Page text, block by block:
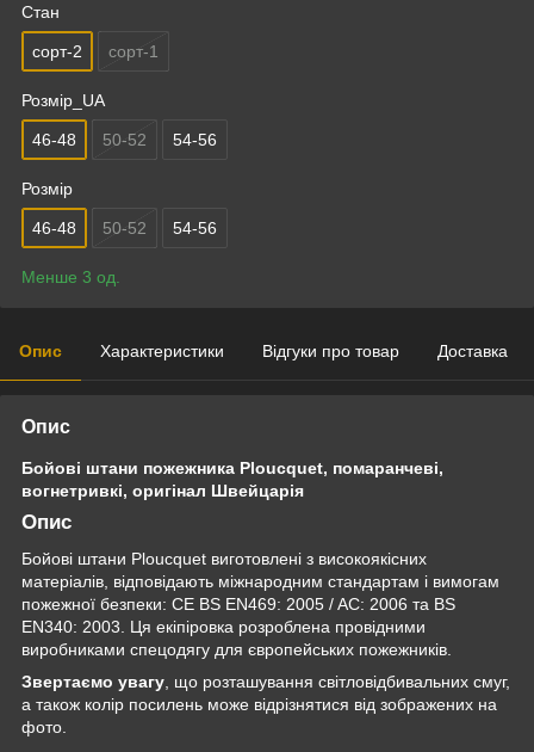
Стан
сорт-2 сорт-1
Розмір_UA
46-48 50-52 54-56
Розмір
46-48 50-52 54-56
Менше 3 од.
Опис Характеристики Відгуки про товар Доставка
Опис
Бойові штани пожежника Ploucquet, помаранчеві,
вогнетривкі, оригінал Швейцарія
Опис
Бойові штани Ploucquet виготовлені з високоякісних
матеріалів, відповідають міжнародним стандартам і вимогам
пожежної безпеки: CE BS EN469: 2005 / AC: 2006 та BS
EN340: 2003. Ця екіпіровка розроблена провідними
виробниками спецодягу для європейських пожежників.
Звертаємо увагу , що розташування світловідбивальних смуг,
а також колір посилень може відрізнятися від зображених на
фото.